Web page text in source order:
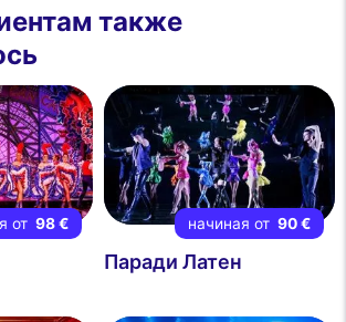
также
от 98 € начиная от 90 €
Паради Латен